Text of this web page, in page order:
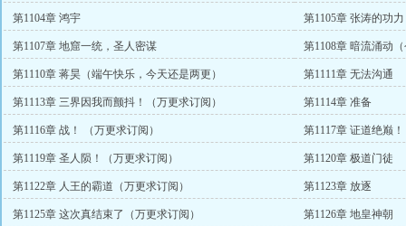
第1104章 鸿宇 第1105章 张涛的功力
第1107章 地窟一统，圣人密谋 第1108章 暗流涌动
第1110章 蒋昊（端午快乐，今天还是两更） 第1111章 无法沟通
第1113章 三界因我而颤抖！（万更求订阅） 第1114章 准备
第1116章 战！ （万更求订阅） 第1117章 证道绝巅！
第1119章 圣人陨！（万更求订阅） 第1120章 极道门徒
第1122章 人王的霸道（万更求订阅） 第1123章 放逐
第1125章 这次真结束了（万更求订阅） 第1126章 地皇神朝